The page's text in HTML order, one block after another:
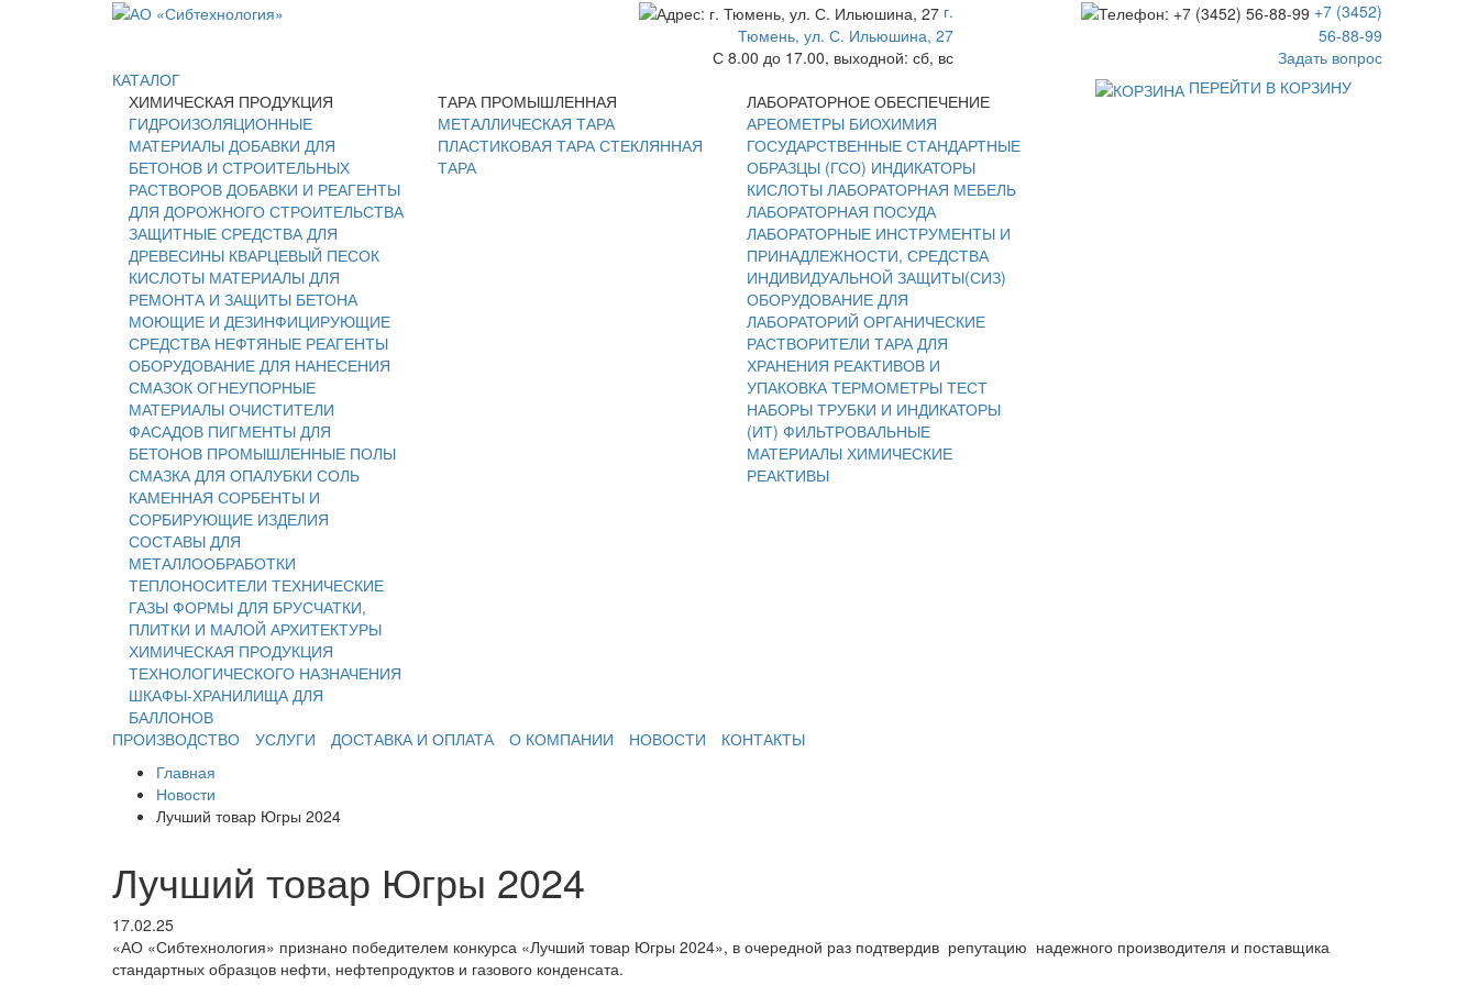
г.
Тюмень, ул. С. Ильюшина, 27
С 8.00 до 17.00, выходной: сб, вс
+7 (3452)
56-88-99
Задать вопрос
КАТАЛОГ
ХИМИЧЕСКАЯ ПРОДУКЦИЯ
ГИДРОИЗОЛЯЦИОННЫЕ
МАТЕРИАЛЫ ДОБАВКИ ДЛЯ
БЕТОНОВ И СТРОИТЕЛЬНЫХ
РАСТВОРОВ ДОБАВКИ И РЕАГЕНТЫ
ДЛЯ ДОРОЖНОГО СТРОИТЕЛЬСТВА
ЗАЩИТНЫЕ СРЕДСТВА ДЛЯ
ДРЕВЕСИНЫ КВАРЦЕВЫЙ ПЕСОК
КИСЛОТЫ МАТЕРИАЛЫ ДЛЯ
РЕМОНТА И ЗАЩИТЫ БЕТОНА
МОЮЩИЕ И ДЕЗИНФИЦИРУЮЩИЕ
СРЕДСТВА НЕФТЯНЫЕ РЕАГЕНТЫ
ОБОРУДОВАНИЕ ДЛЯ НАНЕСЕНИЯ
СМАЗОК ОГНЕУПОРНЫЕ
МАТЕРИАЛЫ ОЧИСТИТЕЛИ
ФАСАДОВ ПИГМЕНТЫ ДЛЯ
БЕТОНОВ ПРОМЫШЛЕННЫЕ ПОЛЫ
СМАЗКА ДЛЯ ОПАЛУБКИ СОЛЬ
КАМЕННАЯ СОРБЕНТЫ И
СОРБИРУЮЩИЕ ИЗДЕЛИЯ
СОСТАВЫ ДЛЯ
МЕТАЛЛООБРАБОТКИ
ТЕПЛОНОСИТЕЛИ ТЕХНИЧЕСКИЕ
ГАЗЫ ФОРМЫ ДЛЯ БРУСЧАТКИ,
ПЛИТКИ И МАЛОЙ АРХИТЕКТУРЫ
ХИМИЧЕСКАЯ ПРОДУКЦИЯ
ТЕХНОЛОГИЧЕСКОГО НАЗНАЧЕНИЯ
ШКАФЫ-ХРАНИЛИЩА ДЛЯ
БАЛЛОНОВ
ТАРА ПРОМЫШЛЕННАЯ
МЕТАЛЛИЧЕСКАЯ ТАРА
ПЛАСТИКОВАЯ ТАРА СТЕКЛЯННАЯ
ТАРА
ЛАБОРАТОРНОЕ ОБЕСПЕЧЕНИЕ
АРЕОМЕТРЫ БИОХИМИЯ
ГОСУДАРСТВЕННЫЕ СТАНДАРТНЫЕ
ОБРАЗЦЫ (ГСО) ИНДИКАТОРЫ
КИСЛОТЫ ЛАБОРАТОРНАЯ МЕБЕЛЬ
ЛАБОРАТОРНАЯ ПОСУДА
ЛАБОРАТОРНЫЕ ИНСТРУМЕНТЫ И
ПРИНАДЛЕЖНОСТИ, СРЕДСТВА
ИНДИВИДУАЛЬНОЙ ЗАЩИТЫ(СИЗ)
ОБОРУДОВАНИЕ ДЛЯ
ЛАБОРАТОРИЙ ОРГАНИЧЕСКИЕ
РАСТВОРИТЕЛИ ТАРА ДЛЯ
ХРАНЕНИЯ РЕАКТИВОВ И
УПАКОВКА ТЕРМОМЕТРЫ ТЕСТ
НАБОРЫ ТРУБКИ И ИНДИКАТОРЫ
(ИТ) ФИЛЬТРОВАЛЬНЫЕ
МАТЕРИАЛЫ ХИМИЧЕСКИЕ
РЕАКТИВЫ
ПРОИЗВОДСТВО УСЛУГИ ДОСТАВКА И ОПЛАТА О КОМПАНИИ НОВОСТИ КОНТАКТЫ
ПЕРЕЙТИ В КОРЗИНУ
Главная
Новости
Лучший товар Югры 2024
Лучший товар Югры 2024
17.02.25
«АО «Сибтехнология» признано победителем конкурса «Лучший товар Югры 2024», в очередной раз подтвердив репутацию надежного производителя и поставщика
стандартных образцов нефти, нефтепродуктов и газового конденсата.